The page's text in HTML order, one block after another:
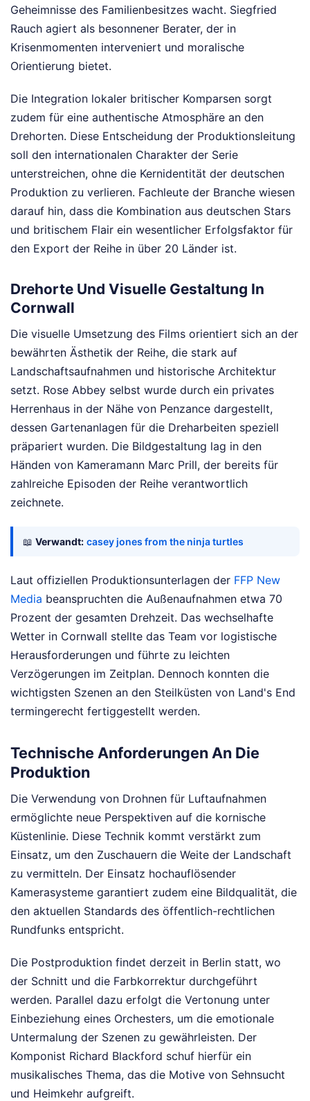
Geheimnisse des Familienbesitzes wacht. Siegfried
Rauch agiert als besonnener Berater, der in
Krisenmomenten interveniert und moralische
Orientierung bietet.
Die Integration lokaler britischer Komparsen sorgt
zudem für eine authentische Atmosphäre an den
Drehorten. Diese Entscheidung der Produktionsleitung
soll den internationalen Charakter der Serie
unterstreichen, ohne die Kernidentität der deutschen
Produktion zu verlieren. Fachleute der Branche wiesen
darauf hin, dass die Kombination aus deutschen Stars
und britischem Flair ein wesentlicher Erfolgsfaktor für
den Export der Reihe in über 20 Länder ist.
Drehorte Und Visuelle Gestaltung In
Cornwall
Die visuelle Umsetzung des Films orientiert sich an der
bewährten Ästhetik der Reihe, die stark auf
Landschaftsaufnahmen und historische Architektur
setzt. Rose Abbey selbst wurde durch ein privates
Herrenhaus in der Nähe von Penzance dargestellt,
dessen Gartenanlagen für die Dreharbeiten speziell
präpariert wurden. Die Bildgestaltung lag in den
Händen von Kameramann Marc Prill, der bereits für
zahlreiche Episoden der Reihe verantwortlich
zeichnete.
📖 Verwandt: casey jones from the ninja turtles
Laut offiziellen Produktionsunterlagen der FFP New
Media beanspruchten die Außenaufnahmen etwa 70
Prozent der gesamten Drehzeit. Das wechselhafte
Wetter in Cornwall stellte das Team vor logistische
Herausforderungen und führte zu leichten
Verzögerungen im Zeitplan. Dennoch konnten die
wichtigsten Szenen an den Steilküsten von Land's End
termingerecht fertiggestellt werden.
Technische Anforderungen An Die
Produktion
Die Verwendung von Drohnen für Luftaufnahmen
ermöglichte neue Perspektiven auf die kornische
Küstenlinie. Diese Technik kommt verstärkt zum
Einsatz, um den Zuschauern die Weite der Landschaft
zu vermitteln. Der Einsatz hochauflösender
Kamerasysteme garantiert zudem eine Bildqualität, die
den aktuellen Standards des öffentlich-rechtlichen
Rundfunks entspricht.
Die Postproduktion findet derzeit in Berlin statt, wo
der Schnitt und die Farbkorrektur durchgeführt
werden. Parallel dazu erfolgt die Vertonung unter
Einbeziehung eines Orchesters, um die emotionale
Untermalung der Szenen zu gewährleisten. Der
Komponist Richard Blackford schuf hierfür ein
musikalisches Thema, das die Motive von Sehnsucht
und Heimkehr aufgreift.